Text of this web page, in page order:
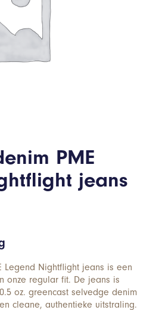
PME
jeans
Legend Nightflight jeans is een
onze regular fit. De jeans is
oz. greencast selvedge denim
cleane, authentieke uitstraling.